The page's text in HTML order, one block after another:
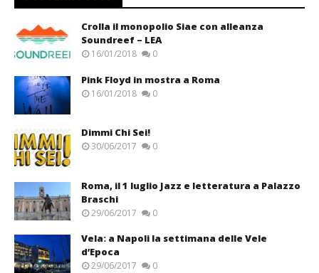
Crolla il monopolio Siae con alleanza
Soundreef – LEA
16/01/2018 0
Pink Floyd in mostra a Roma
16/01/2018 0
Dimmi Chi Sei!
30/06/2017 0
Roma, il 1 luglio Jazz e letteratura a Palazzo
Braschi
29/06/2017 0
Vela: a Napoli la settimana delle Vele
d’Epoca
29/06/2017 0